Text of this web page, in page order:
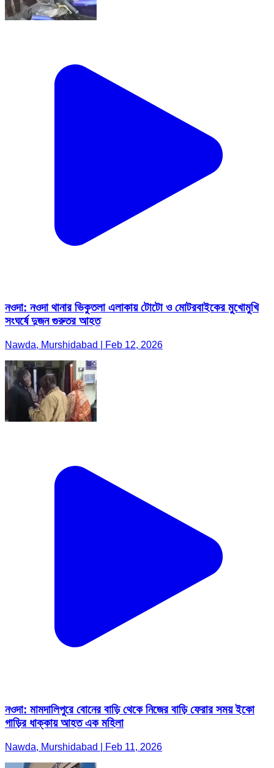
নওদা: নওদা থানার ভিকুতলা এলাকায় টোটো ও মোটরবাইকের মুখোমুখি
সংঘর্ষে দুজন গুরুতর আহত
Nawda, Murshidabad | Feb 12, 2026
নওদা: মামদালিপুরে বোনের বাড়ি থেকে নিজের বাড়ি ফেরার সময় ইকো
গাড়ির ধাক্কায় আহত এক মহিলা
Nawda, Murshidabad | Feb 11, 2026